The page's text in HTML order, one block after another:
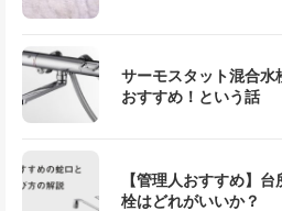
サーモスタット混合水
おすすめ！という話
【管理人おすすめ】
栓はどれがいいか？